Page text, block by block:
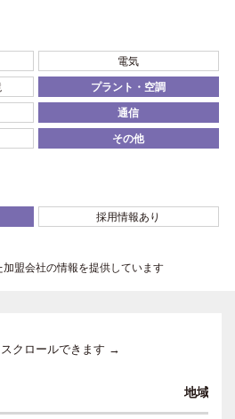
電気
プラント・空調
通信
その他
採用情報あり
盟会社の情報を提供しています
クロールできます →
地域